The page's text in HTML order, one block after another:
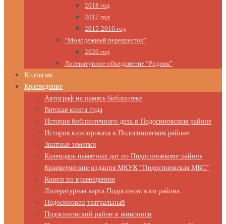
2018 год
2017 год
2015-2016 год
“Молодежный перекресток”
2020 год
Литературное объединение “Родник”
Коллегам
Краеведение
Автограф на память библиотеке
Вятская книга года
История библиотечного дела в Подосиновском районе
История кинопроката в Подосиновском районе
Знатные земляки
Календарь памятных дат по Подосиновкому району
Краеведческие издания МКУК “Подосиновская МБС”
Книги по краеведению
Литературная карта Подосиновского района
Подосиновец театральный
Подосиновский район в живописи